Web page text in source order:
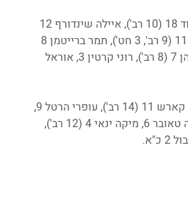
(7 רב', 6 אס'), ליאל כהן 7 (8 רב'), רוני קרטין 3, אוראל
קלעו לראשל"צ: מאיה קארש 11 (14 רב'), עופרי הרטל 9,
רותם שטיקלרו 7, נועה טאובר 6, מיקה ינאי 4 (12 רב'),